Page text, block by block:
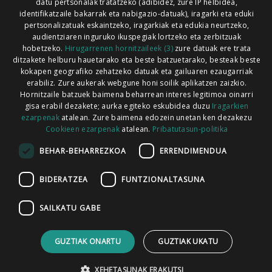
Codesyntaxek garatua
HONI BURUZ LEGE OHARRA PUBLIZITATEA
ARAUAK HARREMANETARAKO RSS
datu pertsonalak tratatzeko (adibidez, zure IP helbidea,
identifikatzaile bakarrak eta nabigazio-datuak), iragarki eta eduki
pertsonalizatuak eskaintzeko, iragarkiak eta edukia neurtzeko,
audientziaren inguruko ikuspegiak lortzeko eta zerbitzuak
hobetzeko. Hirugarrenen hornitzaileek (3)zure datuak ere trata
ditzakete helburu hauetarako eta beste batzuetarako, besteak beste
kokapen geografiko zehatzeko datuak eta gailuaren ezaugarriak
erabiliz. Zure aukerak webgune honi soilik aplikatzen zaizkio.
Hornitzaile batzuek baimena beharrean interes legitimoa oinarri
gisa erabil dezakete; aurka egiteko eskubidea duzu Iragarkien
ezarpenakatalean. Zure baimena edozein unetan ken dezakezu
Cookieen ezarpenak atalean. Pribatutasun-politika
BEHAR-BEHARREZKOA ERRENDIMENDUA
BIDERATZEA FUNTZIONALTASUNA
SAILKATU GABE
GUZTIAK ONARTU GUZTIAK UKATU
XEHETASUNAK ERAKUTSI